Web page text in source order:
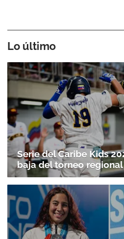
Lo último
Serie del Caribe Kids
baja del torneo